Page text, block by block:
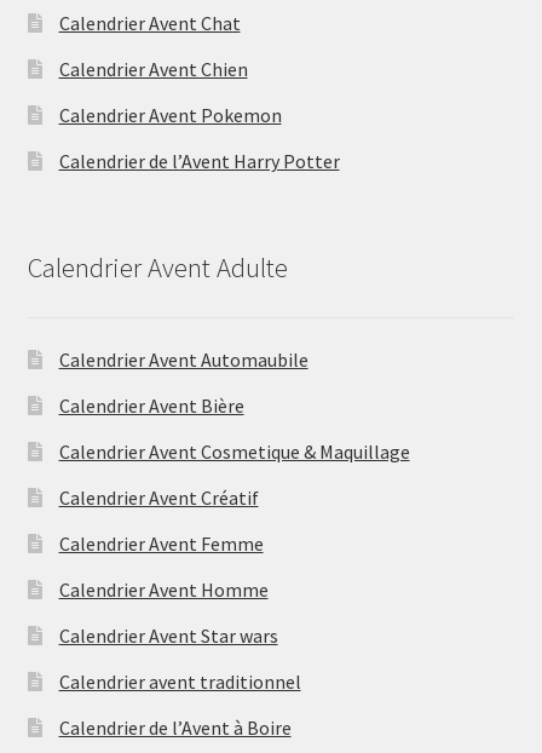
Calendrier Avent Chat
Calendrier Avent Chien
Calendrier Avent Pokemon
Calendrier de l’Avent Harry Potter
Calendrier Avent Adulte
Calendrier Avent Automaubile
Calendrier Avent Bière
Calendrier Avent Cosmetique & Maquillage
Calendrier Avent Créatif
Calendrier Avent Femme
Calendrier Avent Homme
Calendrier Avent Star wars
Calendrier avent traditionnel
Calendrier de l’Avent à Boire